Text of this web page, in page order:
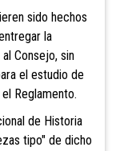
sido hechos
la
Consejo, sin
el estudio de
Reglamento.
de Historia
tipo" de dicho